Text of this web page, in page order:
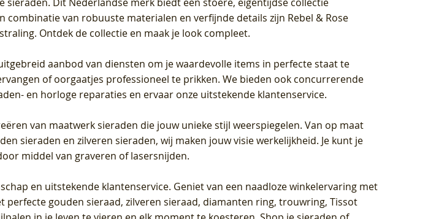
van robuuste materialen en verfijnde details zijn Rebel & Rose
Ontdek de collectie en maak je look compleet.
aanbod van diensten om je waardevolle items in perfecte staat te
of oorgaatjes professioneel te prikken. We bieden ook concurrerende
en horloge reparaties en ervaar onze uitstekende klantenservice.
van maatwerk sieraden die jouw unieke stijl weerspiegelen. Van op maat
sieraden en zilveren sieraden, wij maken jouw visie werkelijkheid. Je kunt je
middel van graveren of lasersnijden.
en uitstekende klantenservice. Geniet van een naadloze winkelervaring met
gouden sieraad, zilveren sieraad, diamanten ring, trouwring, Tissot